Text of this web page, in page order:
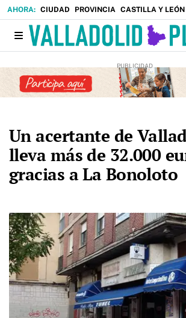
CIUDAD PROVINCIA CASTILLA Y LEÓN
Un acertante de
lleva más de 32.000
gracias a La Bonoloto